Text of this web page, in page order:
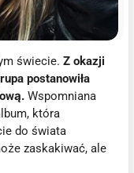
świecie.Z okazji
postanowiła
Wspomniana
która
do świata
zaskakiwać, ale